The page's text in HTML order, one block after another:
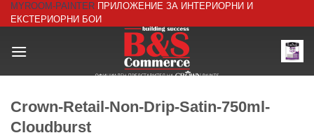
Skip
to
MYROOM-PAINTER ПРИЛОЖЕНИЕ ЗА ИНТЕРИОРНИ И
ЕКСТЕРИОРНИ БОИ
Crown-Retail-Non-Drip-Satin-750ml-
Cloudburst